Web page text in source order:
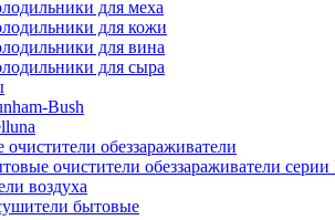
для меха
для кожи
для вина
для сыра
Bush
обеззараживатели
очистители обеззараживатели серии
воздуха
бытовые